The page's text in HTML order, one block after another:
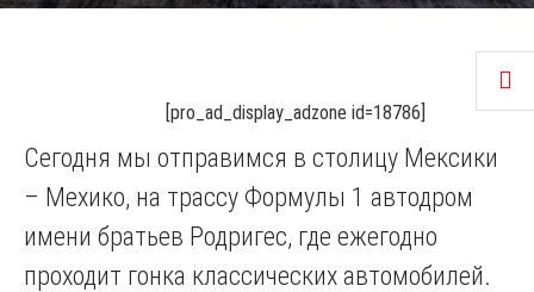
[pro_ad_display_adzone id=18786]
Сегодня мы отправимся в столицу Мексики
– Мехико, на трассу Формулы 1 автодром
имени братьев Родригес, где ежегодно
проходит гонка классических автомобилей.